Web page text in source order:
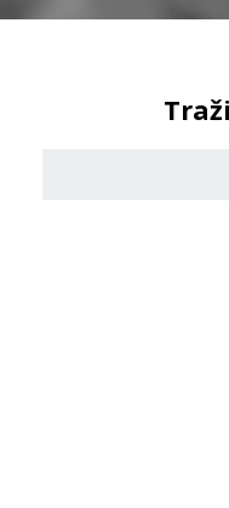
Traži